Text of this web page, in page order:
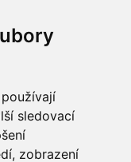
sledovací
zobrazení